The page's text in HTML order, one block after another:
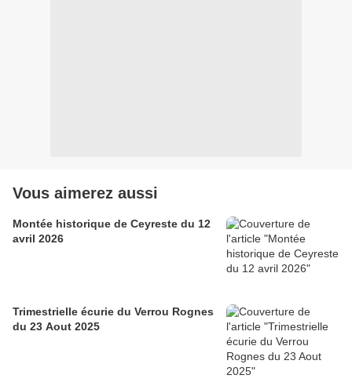
Vous aimerez aussi
Montée historique de Ceyreste du 12
avril 2026
Trimestrielle écurie du Verrou Rognes
du 23 Aout 2025